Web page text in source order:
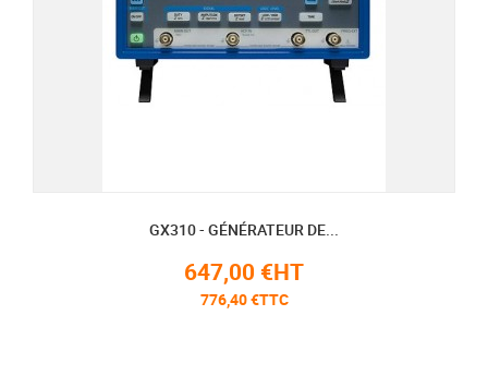
GX310 - GÉNÉRATEUR DE...
647,00 €HT
776,40 €TTC